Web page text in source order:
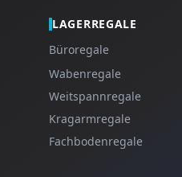
LAGERREGALE
Büroregale
Wabenregale
Weitspannregale
Kragarmregale
Fachbodenregale